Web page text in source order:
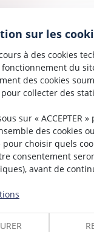
conjugales : des
auprès des victimes
: quelle sanction ?
sur les
à des cookies
du
des cookies
collecter des
sur « ACCEPTER
des cookies
pour choisir quels
consentement
avant de